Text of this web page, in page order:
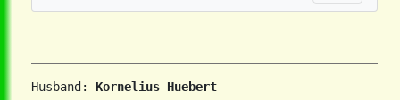
Husband: Kornelius Huebert